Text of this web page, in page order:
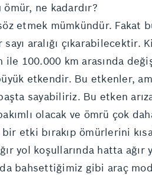
ne kadardır?
etmek mümkündür. Fakat
aralığı
100.000 km arasında
etkendir. Bu etkenler,
sayabiliriz. Bu etken
olacak ve ömrü çok
etki bırakıp ömürlerini
yol koşullarında hatta
bahsettiğimiz gibi araç